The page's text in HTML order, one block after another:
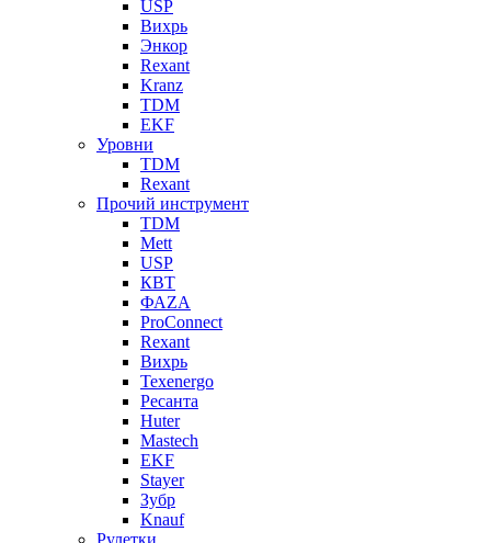
USP
Вихрь
Энкор
Rexant
Kranz
TDM
EKF
Уровни
TDM
Rexant
Прочий инструмент
TDM
Mett
USP
КВТ
ФАZА
ProConnect
Rexant
Вихрь
Texenergo
Ресанта
Huter
Mastech
EKF
Stayer
Зубр
Knauf
Рулетки